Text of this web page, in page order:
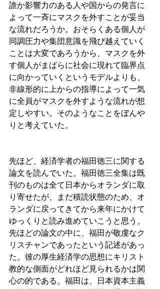
誰か影響力のある人や国からの発言に
よって一斉にマスクを外すことが妥当
な流れだろうか。おそらくある個人が
同調圧力や集団意識を飛び越えていく
ことは大変であろうから、マスクを外
す個人がまばらに社会に現れて臨界点
に向かっていくというモデルよりも、
非線形的に上からの指導によって一気
に全員がマスクを外すような流れが想
定しやすい。そのようなことをぼんや
りと考えていた。
先ほど、経済学者の福田徳三に関する
論文を読んでいた。福田徳三全集は既
刊のものは全て日本からオランダに取
り寄せたが、まだ積読状態のため、オ
ランダに戻ってきてから来年にかけて
ゆっくりと読み進めていこうと思う。
先ほどの論文の中に、福田が敬虔なク
リスチャンであったという記述があっ
た。彼の厚生経済学の思想にキリスト
教的な側面がどれほど見られるかは関
心の的である。福田は、日本資本主義